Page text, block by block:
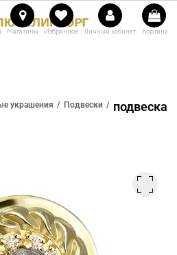
Магазины Избранное Личный кабинет Корзина
украшения Подвески подвеска